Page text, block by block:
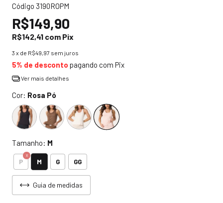
Código 3190ROPM
R$149,90
R$142,41 com Pix
3 x de R$49,97 sem juros
5% de desconto pagando com Pix
Ver mais detalhes
Cor: Rosa Pó
Tamanho: M
P M G GG
Guia de medidas